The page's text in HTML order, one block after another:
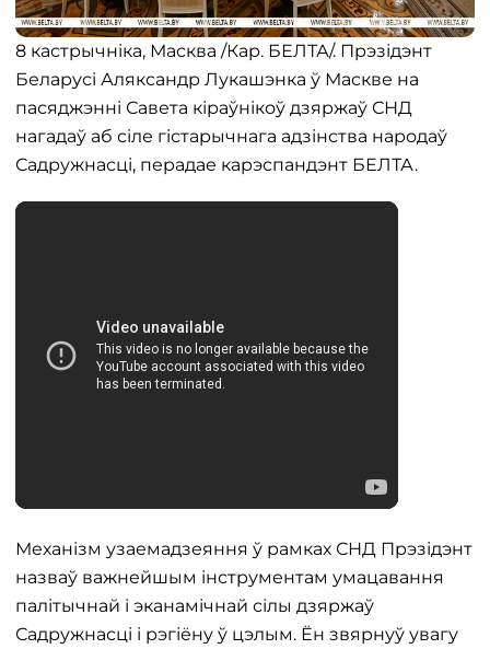
8 кастрычніка, Масква /Кар. БЕЛТА/. Прэзідэнт
Беларусі Аляксандр Лукашэнка ў Маскве на
пасяджэнні Савета кіраўнікоў дзяржаў СНД
нагадаў аб сіле гістарычнага адзінства народаў
Садружнасці, перадае карэспандэнт БЕЛТА.
Механізм узаемадзеяння ў рамках СНД Прэзідэнт
назваў важнейшым інструментам умацавання
палітычнай і эканамічнай сілы дзяржаў
Садружнасці і рэгіёну ў цэлым. Ён звярнуў увагу